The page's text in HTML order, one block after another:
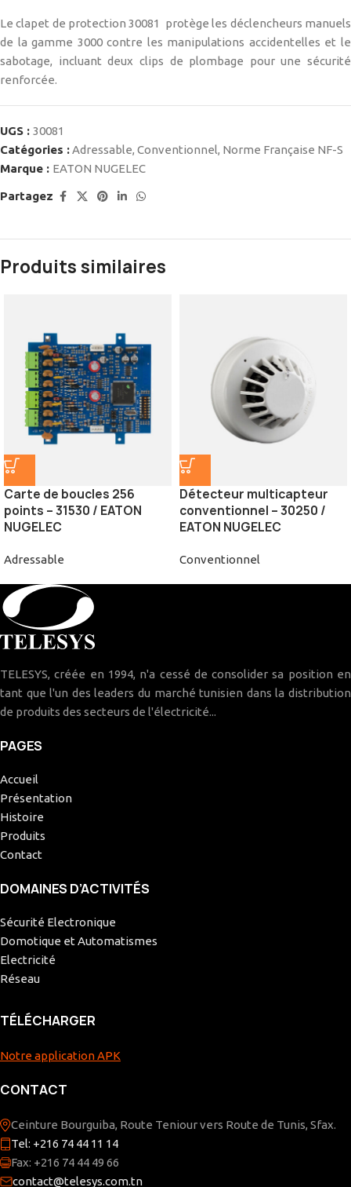
Le clapet de protection 30081 protège les déclencheurs manuels
de la gamme 3000 contre les manipulations accidentelles et le
sabotage, incluant deux clips de plombage pour une sécurité
renforcée.
UGS : 30081
Catégories :Adressable, Conventionnel, Norme Française NF-S
Marque : EATON NUGELEC
Partagez
Produits similaires
Carte de boucles 256
points – 31530 / EATON
NUGELEC
Adressable
Détecteur multicapteur
conventionnel – 30250 /
EATON NUGELEC
Conventionnel
TELESYS, créée en 1994, n'a cessé de consolider sa position en
tant que l'un des leaders du marché tunisien dans la distribution
de produits des secteurs de l'électricité...
PAGES
Accueil
Présentation
Histoire
Produits
Contact
DOMAINES D’ACTIVITÉS
Sécurité Electronique
Domotique et Automatismes
Electricité
Réseau
TÉLÉCHARGER
Notre application APK
CONTACT
Ceinture Bourguiba, Route Teniour vers Route de Tunis, Sfax.
Tel: +216 74 44 11 14
Fax: +216 74 44 49 66
contact@telesys.com.tn